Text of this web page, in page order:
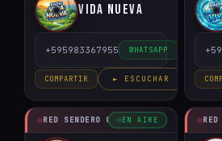
Vida Nueva
+595983367955 WHATSAPP
COMPARTIR ► ESCUCHAR
RED SENDERO CRISTIANO
EN AIRE